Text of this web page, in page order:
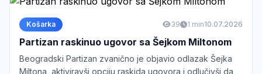
Košarka 39 1 min10.07.2026
Partizan raskinuo ugovor sa Šejkom Miltonom
Beogradski Partizan zvanično je objavio odlazak Šejka
Miltona, aktiviravši opciju raskida ugovora i odlučivši da